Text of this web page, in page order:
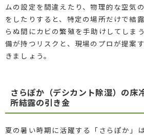
ムの設定を間違えたり、物理的な空気
をしたりすると、特定の場所だけで結
らぬ間にカビの繁殖を手助けしてしま
備が持つリスクと、現場のプロが提案
きましょう。
さらぽか（デシカント除湿）の床
所結露の引き金
夏の暑い時期に活躍する「さらぽか」